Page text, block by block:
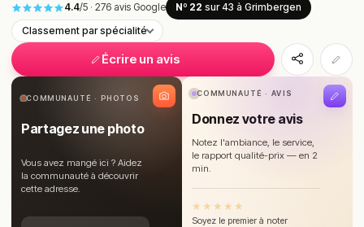
4.4/5 · 276 avis Google Nº 22 sur 43 à Grimbergen
Classement par spécialité
Écrire un avis
COMMUNAUTÉ · PHOTOS
Partagez une photo
Vous avez mangé ici ? Aidez
la communauté à découvrir
cette adresse.
COMMUNAUTÉ · AVIS
Donnez votre avis
Notez l'ambiance, le service,
le rapport qualité-prix — en 2
min.
★ ★ ★ ★ ★
Soyez le premier à noter